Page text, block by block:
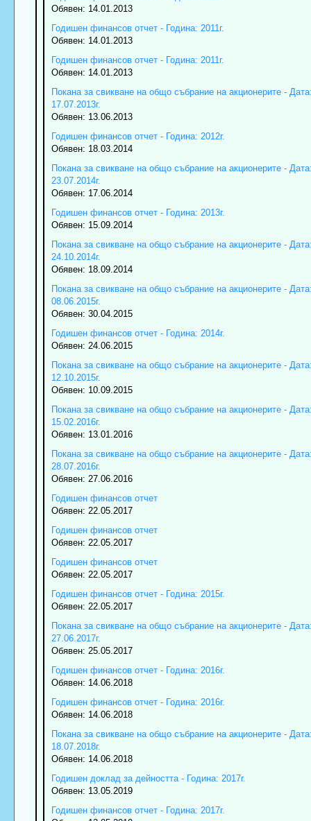
Обявен: 14.01.2013
Годишен финансов отчет - Година: 2011г.
Обявен: 14.01.2013
Годишен финансов отчет - Година: 2011г.
Обявен: 14.01.2013
Покана за свикване на общо събрание на акционерите -
17.07.2013г.
Обявен: 13.06.2013
Годишен финансов отчет - Година: 2012г.
Обявен: 18.03.2014
Покана за свикване на общо събрание на акционерите -
23.07.2014г.
Обявен: 17.06.2014
Годишен финансов отчет - Година: 2013г.
Обявен: 15.09.2014
Покана за свикване на общо събрание на акционерите -
24.10.2014г.
Обявен: 18.09.2014
Покана за свикване на общо събрание на акционерите -
08.06.2015г.
Обявен: 30.04.2015
Годишен финансов отчет - Година: 2014г.
Обявен: 24.06.2015
Покана за свикване на общо събрание на акционерите -
12.10.2015г.
Обявен: 10.09.2015
Покана за свикване на общо събрание на акционерите -
15.02.2016г.
Обявен: 13.01.2016
Покана за свикване на общо събрание на акционерите -
28.07.2016г.
Обявен: 27.06.2016
Годишен финансов отчет
Обявен: 22.05.2017
Годишен финансов отчет
Обявен: 22.05.2017
Годишен финансов отчет
Обявен: 22.05.2017
Годишен финансов отчет - Година: 2015г.
Обявен: 22.05.2017
Покана за свикване на общо събрание на акционерите -
27.06.2017г.
Обявен: 25.05.2017
Годишен финансов отчет - Година: 2016г.
Обявен: 14.06.2018
Годишен финансов отчет - Година: 2016г.
Обявен: 14.06.2018
Покана за свикване на общо събрание на акционерите -
18.07.2018г.
Обявен: 14.06.2018
Годишен доклад за дейността - Година: 2017г.
Обявен: 13.05.2019
Годишен финансов отчет - Година: 2017г.